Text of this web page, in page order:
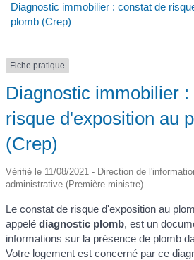
Diagnostic immobilier : constat de
plomb (Crep)
Fiche pratique
Diagnostic immobilier
risque d'exposition au
(Crep)
Vérifié le 11/08/2021 - Direction de
administrative (Première ministre)
Le constat de risque d'exposition au
appelédiagnostic plomb, est un
informations sur la présence de plomb
Votre logement est concerné par ce